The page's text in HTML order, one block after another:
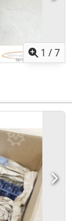
1 /7